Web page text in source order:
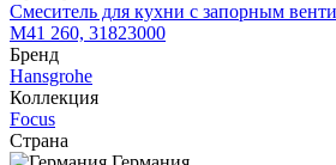
Смеситель для кухни с запорным
M41 260, 31823000
Бренд
Hansgrohe
Коллекция
Focus
Страна